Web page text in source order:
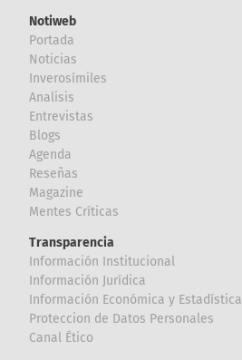
Notiweb
Portada
Noticias
Inverosímiles
Analisis
Entrevistas
Blogs
Agenda
Reseñas
Magazine
Mentes Críticas
Transparencia
Información Institucional
Información Jurídica
Información Económica y Estadística
Proteccion de Datos Personales
Canal Ético